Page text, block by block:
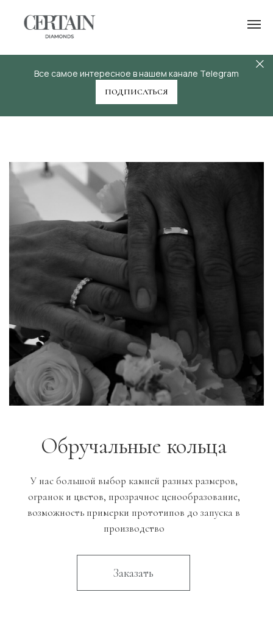
Все самое интересное в нашем канале Telegram
ПОДПИСАТЬСЯ
Обручальные кольца
Заказать
У нас большой выбор камней разных размеров,
огранок и цветов, прозрачное ценообразование,
возможность примерки прототипов до запуска в
производство